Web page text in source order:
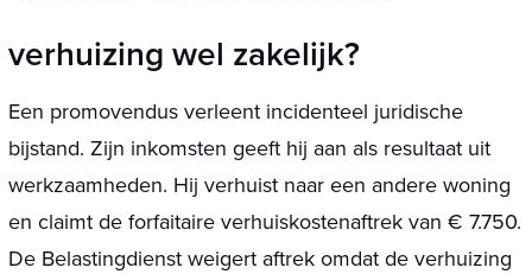
verhuizing wel zakelijk?
Een promovendus verleent incidenteel juridische
bijstand. Zijn inkomsten geeft hij aan als resultaat uit
werkzaamheden. Hij verhuist naar een andere woning
en claimt de forfaitaire verhuiskostenaftrek van € 7.750.
De Belastingdienst weigert aftrek omdat de verhuizing